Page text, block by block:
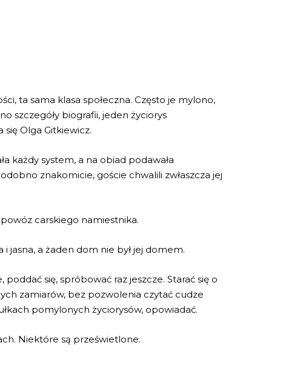
ta sama klasa społeczna. Często je mylono,
szczegóły biografii, jeden życiorys
Olga Gitkiewicz.
każdy system, a na obiad podawała
znakomicie, goście chwalili zwłaszcza jej
carskiego namiestnika.
i jasna, a żaden dom nie był jej domem.
się, spróbować raz jeszcze. Starać się o
zamiarów, bez pozwolenia czytać cudze
pomylonych życiorysów, opowiadać.
Niektóre są prześwietlone.